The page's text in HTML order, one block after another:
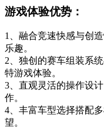
游戏体验优势：
1、融合竞速快感与创
乐趣。
2、独创的赛车组装系
特游戏体验。
3、直观灵活的操作设
作。
4、丰富车型选择搭配
望。